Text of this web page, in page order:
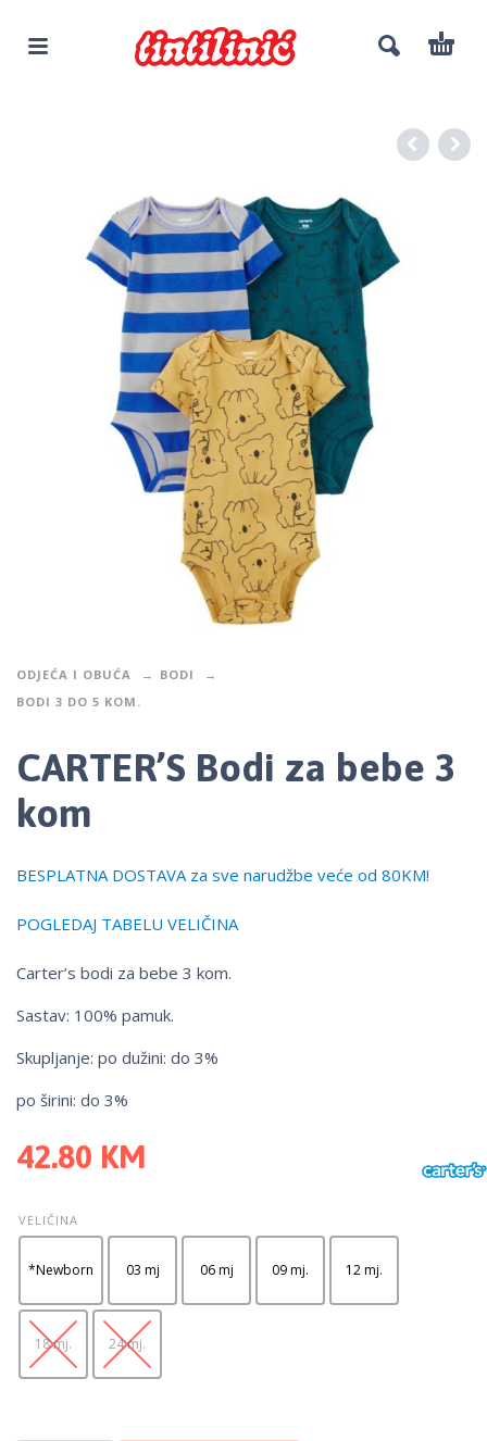
ODJEĆA I OBUĆA
BODI
BODI 3 DO 5 KOM.
CARTER’S Bodi za bebe 3
kom
BESPLATNA DOSTAVA za sve narudžbe veće od 80KM!
POGLEDAJ TABELU VELIČINA
Carter’s bodi za bebe 3 kom.
Sastav: 100% pamuk.
Skupljanje: po dužini: do 3%
po širini: do 3%
42.80 KM
VELIČINA
*Newborn 03 mj 06 mj 09 mj. 12 mj.
18 mj. 24 mj.